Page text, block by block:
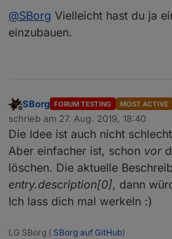
@SBorg Vielleicht hast du ja
einzubauen.
Offline
SBorg FORUM TESTING MOST ACTIVE
schrieb am 27. Aug. 2019, 18:40
zuletzt editiert von
Die Idee ist auch nicht
Aber einfacher ist, schon vor
löschen. Die aktuelle
entry.description[0], dann
Ich lass dich mal werkeln :)
LG SBorg ( SBorg auf GitHub)